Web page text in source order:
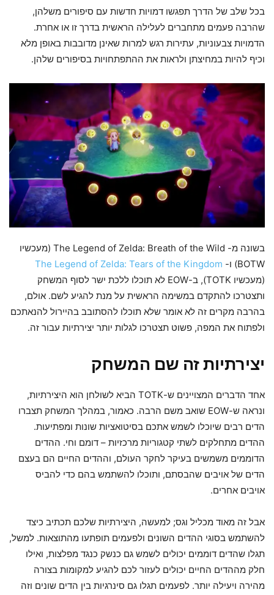
בכל שלב של הדרך תפגשו דמויות חדשות עם סיפורים משלהן,
שהרבה פעמים מתחברים לעלילה הראשית בדרך זו או אחרת.
הדמויות צבעוניות, עתירות רגש למרות שאינן מדובבות באופן מלא
וכיף להיות במחיצתן ולראות את ההתפתחויות בסיפורים שלהן.
בשונה מ- The Legend of Zelda: Breath of the Wild (מעכשיו
BOTW) ו-
The Legend of Zelda: Tears of the Kingdom
(מעכשיו TOTK), ב-EOW לא תוכלו ללכת ישר לסוף המשחק
ותצטרכו להתקדם במשימה הראשית על מנת להגיע לשם. אולם,
בהרבה מקרים זה לא אומר שלא תוכלו להסתובב בהיירול להנאתכם
ולפתוח את המפה, פשוט תצטרכו לגלות יותר יצירתיות עבור זה.
יצירתיות זה שם המשחק
אחד הדברים המצויינים ש-TOTK הביא לשולחן הוא היצירתיות,
ונראה ש-EOW שואב משם הרבה. כאמור, במהלך המשחק תצברו
הדים רבים שיוכלו לשמש אתכם בסיטואציות שונות ומפתיעות.
ההדים מתחלקים לשתי קטגוריות מרכזיות – דומם וחי. ההדים
הדוממים משמשים בעיקר לחקר העולם, וההדים החיים הם בעצם
הדים של אויבים שהבסתם, ותוכלו להשתמש בהם כדי להביס
אויבים אחרים.
אבל זה מאוד מכליל וגס; למעשה, היצירתיות שלכם תכתיב כיצד
להשתמש בסוגי ההדים השונים ולפעמים תופתעו מהתוצאות. למשל,
תגלו שהדים דוממים יכולים לשמש גם כנשק כנגד מפלצות, ואילו
חלק מההדים החיים יכולים לעזור לכם להגיע למקומות בצורה
מהירה ויעילה יותר. לפעמים תגלו גם סינרגיות בין הדים שונים וזה